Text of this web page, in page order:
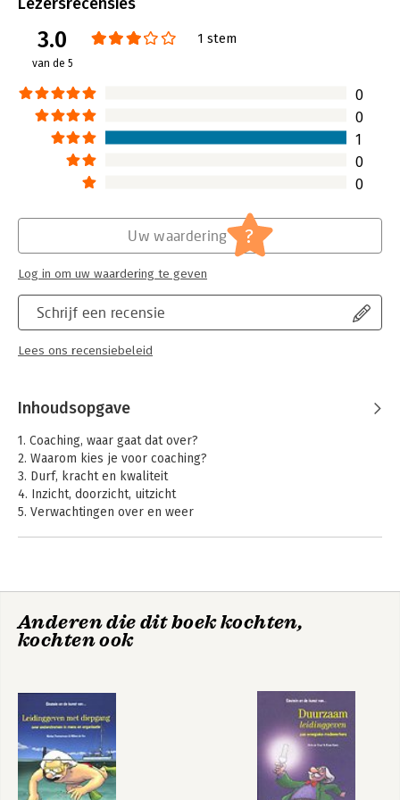
afstemming tussen coachee, opdrachtgever en coach
Verschijningsdatum:
4-7-2017
Hoofdrubriek:
3.0
van de 5
1 stem
0
0
1
0
0
Schrijf een recensie
Lees ons recensiebeleid
Uw waardering ?
Log in om uw waardering te geven
Inhoudsopgave
1. Coaching, waar gaat dat over?
2. Waarom kies je voor coaching?
3. Durf, kracht en kwaliteit
4. Inzicht, doorzicht, uitzicht
5. Verwachtingen over en weer
Anderen die dit boek kochten,
kochten ook